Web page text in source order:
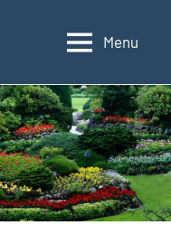
Menu